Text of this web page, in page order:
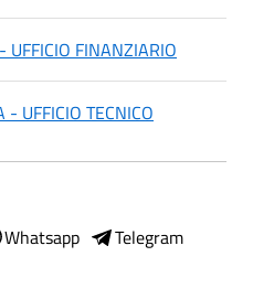
UFFICIO FINANZIARIO
UFFICIO TECNICO
Whatsapp
Telegram